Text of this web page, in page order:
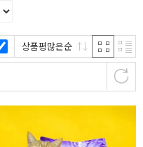
상품평많은순